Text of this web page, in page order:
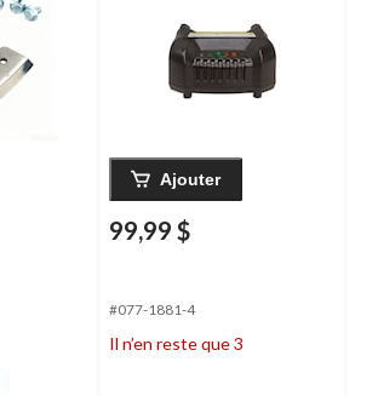
Ajouter
99,99 $
#077-1881-4
Il n’en reste que 3